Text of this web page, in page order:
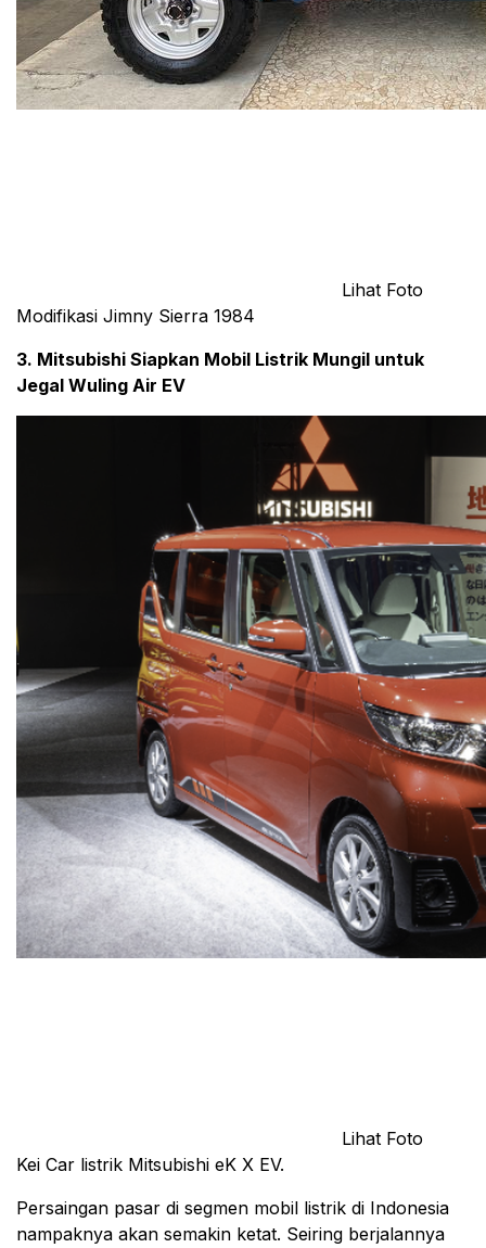
Lihat Foto
Modifikasi Jimny Sierra 1984
3. Mitsubishi Siapkan Mobil Listrik Mungil untuk
Jegal Wuling Air EV
Lihat Foto
Kei Car listrik Mitsubishi eK X EV.
Persaingan pasar di segmen mobil listrik di Indonesia
nampaknya akan semakin ketat. Seiring berjalannya